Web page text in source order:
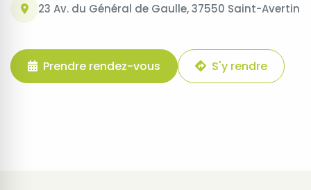
23 Av. du Général de Gaulle, 37550 Saint-Avertin
Prendre rendez-vous S'y rendre